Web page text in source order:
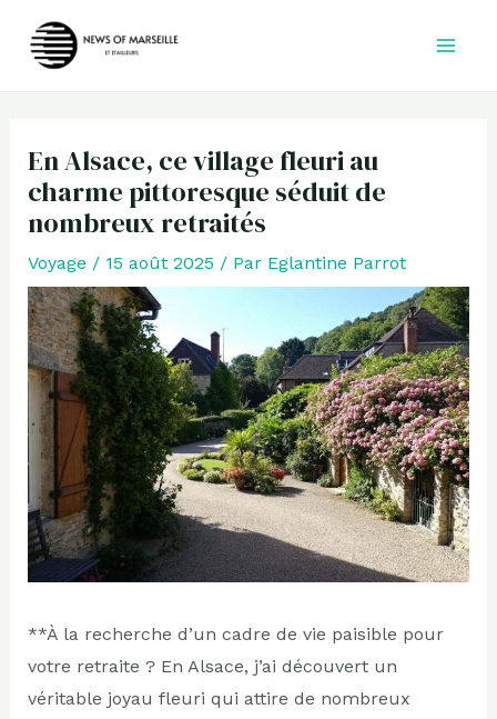
En Alsace, ce village fleuri au
charme pittoresque séduit de
nombreux retraités
Voyage / 15 août 2025 / Par Eglantine Parrot
**À la recherche d’un cadre de vie paisible pour
votre retraite ? En Alsace, j’ai découvert un
véritable joyau fleuri qui attire de nombreux